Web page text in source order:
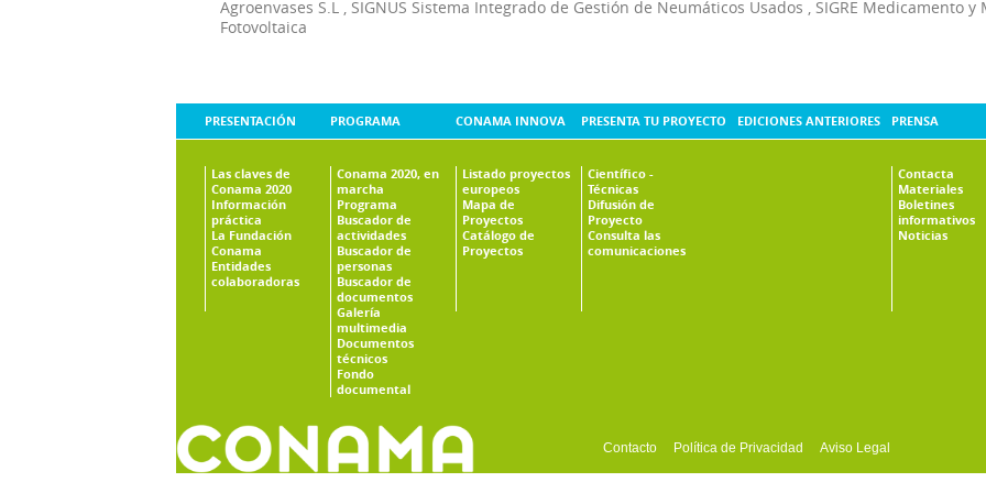
Agroenvases S.L
SIGNUS Sistema Integrado de Gestión de Neumáticos Usados SIGRE Medicamento
Fotovoltaica
PRESENTACIÓN
Las claves de
Conama 2020
Información
práctica
La Fundación
Conama
Entidades
colaboradoras
PROGRAMA
Conama 2020, en
marcha
Programa
Buscador de
actividades
Buscador de
personas
Buscador de
documentos
Galería
multimedia
Documentos
técnicos
Fondo
documental
CONAMA INNOVA
Listado proyectos
europeos
Mapa de
Proyectos
Catálogo de
Proyectos
PRESENTA TU PROYECTO
Científico -
Técnicas
Difusión de
Proyecto
Consulta las
comunicaciones
EDICIONES ANTERIORES PRENSA
Contacta
Materiales
Boletines
informativos
Noticias
Contacto Política de Privacidad Aviso Legal